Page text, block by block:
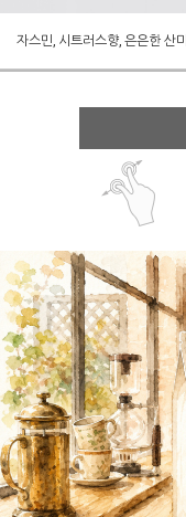
자스민, 시트러스향, 은은한 산미